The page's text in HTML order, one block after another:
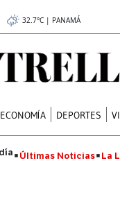
32.7°C | PANAMÁ
ECONOMÍA DEPORTES
Últimas Noticias La